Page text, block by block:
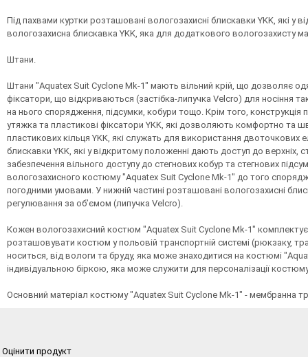
Під пахвами куртки розташовані вологозахисні блискавки YKK, які
вологозахисна блискавка YKK, яка для додаткового вологозахисту
Штани.
Штани "Aquatex Suit Cyclone Mk-1" мають вільний крій, що дозволяє
фіксатори, що відкриваються (застібка-липучка Velcro) для носіння
на нього спорядження, підсумки, кобури тощо. Крім того,
утяжка та пластикові фіксатори YKK, які дозволяють комфортно та
пластикових кільця YKK, які служать для використання двоточкових
блискавки YKK, які у відкритому положенні дають доступ до верхніх,
забезпечення вільного доступу до стегнових кобур та стегнових
вологозахисного костюму "Aquatex Suit Cyclone Mk-1" до того
погодними умовами. У нижній частині розташовані вологозахисні
регулювання за об’ємом (липучка Velcro).
Кожен вологозахисний костюм "Aquatex Suit Cyclone Mk-1"
розташовувати костюм у польовій транспортній системі (рюкзаку,
носиться, від вологи та бруду, яка може знаходитися на костюмі
індивідуальною біркою, яка може служити для персоналізації
Основний матеріал костюму "Aquatex Suit Cyclone Mk-1" - мембранна
Оцінити продукт